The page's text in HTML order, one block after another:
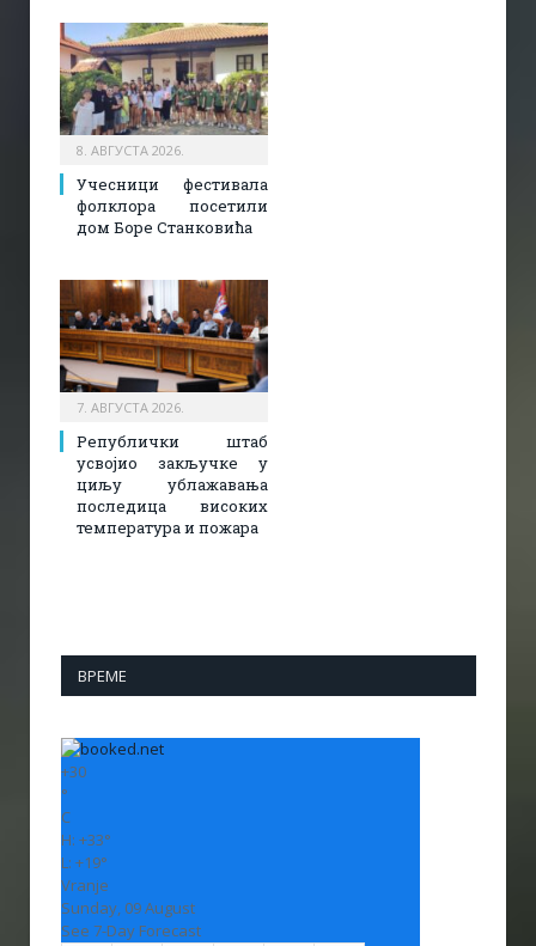
8. АВГУСТА 2026.
Учесници фестивала
фолклора посетили
дом Боре Станковића
7. АВГУСТА 2026.
Републички штаб
усвојио закључке у
циљу ублажавања
последица високих
температура и пожара​
ВРЕМЕ
+30
°
C
H: +33°
L: +19°
Vranje
Sunday, 09 August
See 7-Day Forecast